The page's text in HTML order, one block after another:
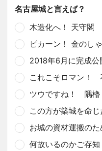
名古屋城と言えば？
木造化へ！ 天守閣
ピカーン！ 金のし
2018年6月に完成
これこそロマン！
ツウですね！ 隅櫓
この方が築城を命
お城の資材運搬の
何故いるのかご存